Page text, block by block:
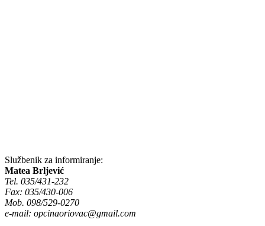
Službenik za informiranje:
Matea Brljević
Tel. 035/431-232
Fax: 035/430-006
Mob. 098/529-0270
e-mail: opcinaoriovac@gmail.com